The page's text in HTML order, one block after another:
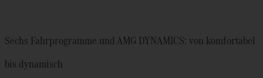
Sechs Fahrprogramme und AMG DYNAMICS: von komfortabel
bis dynamisch